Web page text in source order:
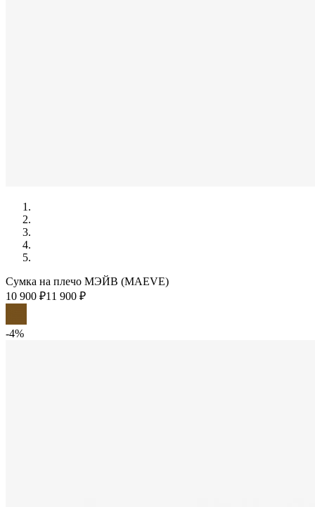
Сумка на плечо МЭЙВ (MAEVE)
10 900 ₽11 900 ₽
-4%